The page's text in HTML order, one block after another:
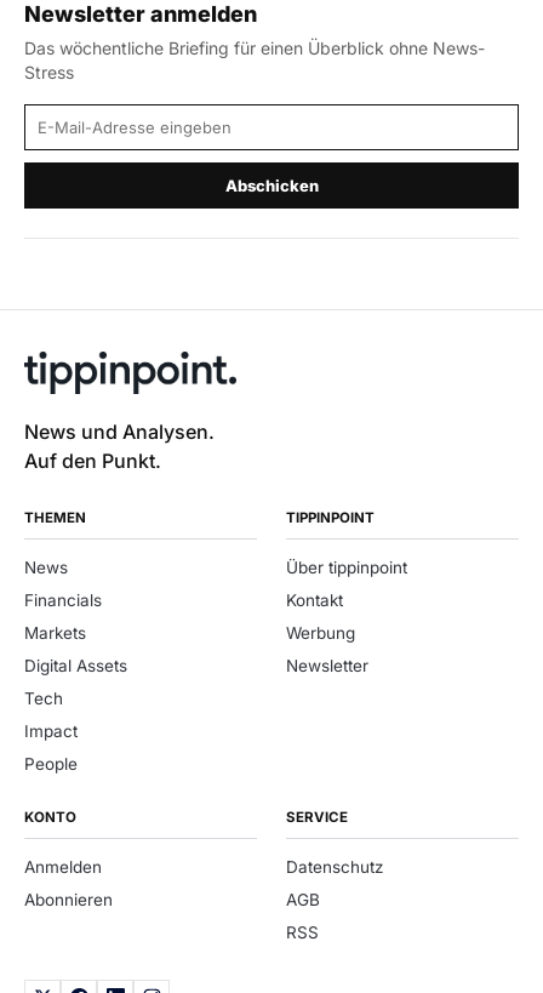
Newsletter anmelden
Das wöchentliche Briefing für einen Überblick ohne News-
Stress
E-Mail-Adresse
Abschicken
News und Analysen.
Auf den Punkt.
THEMEN
News
Financials
Markets
Digital Assets
Tech
Impact
People
TIPPINPOINT
Über tippinpoint
Kontakt
Werbung
Newsletter
KONTO
Anmelden
Abonnieren
SERVICE
Datenschutz
AGB
RSS